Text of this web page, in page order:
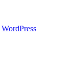
WordPress